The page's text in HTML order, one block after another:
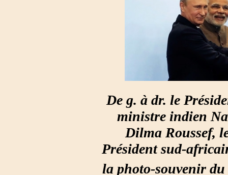
De g. à dr. le
ministre indien
Dilma Roussef,
Président sud-
la photo-souvenir du